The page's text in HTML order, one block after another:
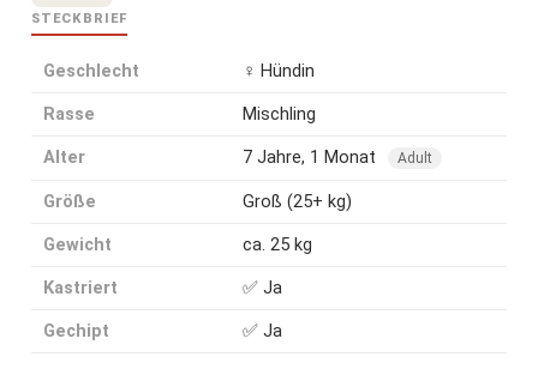
STECKBRIEF
Geschlecht ♀ Hündin
Rasse Mischling
Alter 7 Jahre, 1 Monat Adult
Größe Groß (25+ kg)
Gewicht ca. 25 kg
Kastriert ✅ Ja
Gechipt ✅ Ja